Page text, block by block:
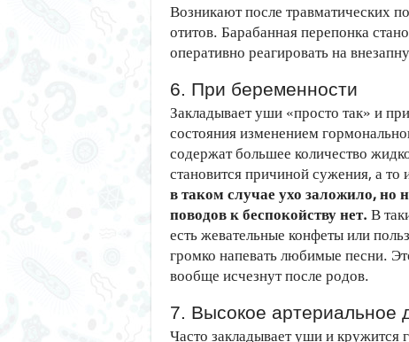
Возникают после травматических
отитов. Барабанная перепонка
оперативно реагировать на
6. При беременности
Закладывает уши «просто так» и
состояния изменением
содержат большее количество
становится причиной сужения, а
в таком случае ухо заложило, но
поводов к беспокойству нет. В
есть жевательные конфеты или
громко напевать любимые песни.
вообще исчезнут после родов.
7. Высокое артериальное
Часто закладывает уши и кружится